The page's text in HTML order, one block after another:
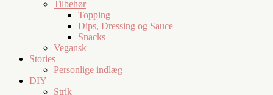
Tilbehør
Topping
Dips, Dressing og Sauce
Snacks
Vegansk
Stories
Personlige indlæg
DIY
Strik